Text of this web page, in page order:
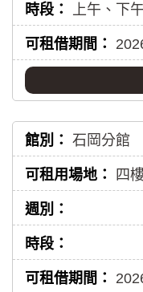
上午、下午
石岡分館
四